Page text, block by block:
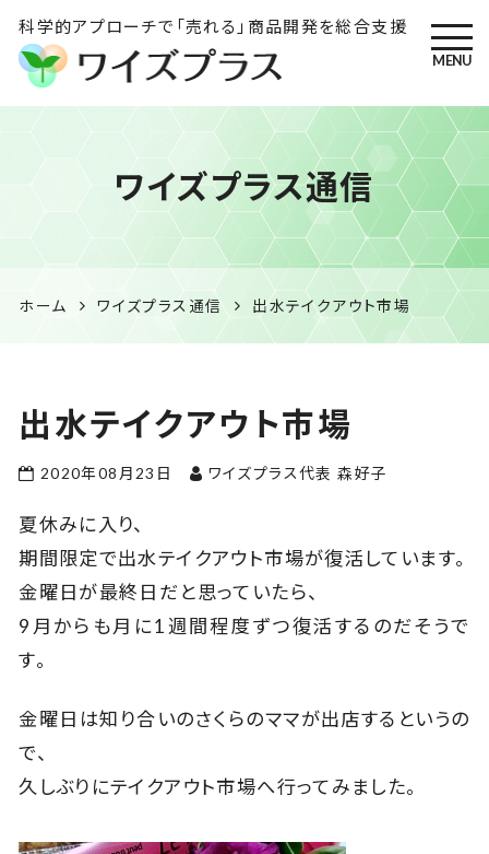
科学的アプローチで「売れる」商品開発を総合支援
ワイズプラス｜鹿児島の特産
品開発・HACCP衛生管理・食
品表示の専門コンサル
MENU
ワイズプラス通信
ホーム ワイズプラス通信 出水テイクアウト市場
出水テイクアウト市場
2020年08月23日 ワイズプラス代表 森好子
夏休みに入り、
期間限定で出水テイクアウト市場が復活しています。
金曜日が最終日だと思っていたら、
9月からも月に1週間程度ずつ復活するのだそうで
す。
金曜日は知り合いのさくらのママが出店するというの
で、
久しぶりにテイクアウト市場へ行ってみました。